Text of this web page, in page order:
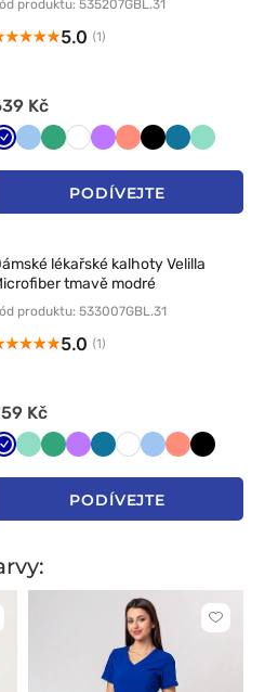
produktu: 535207GBL.31
5.0 (1)
Kč
Granatowy
Niebieski
JasnyBiałyFioletowy
Koralowy
CzarnyKaraibskiMiętowy
PODÍVEJTE
lékařské kalhoty Velilla
tmavě modré
produktu: 533007GBL.31
5.0 (1)
Kč
Granatowy
MiętowyJasnyFioletowy
Karaibski
BiałyNiebieski
Koralowy
Czarny
PODÍVEJTE